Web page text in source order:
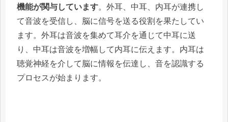
機能が関与しています。外耳、中耳、内耳が連携し
て音波を受信し、脳に信号を送る役割を果たしてい
ます。外耳は音波を集めて耳介を通じて中耳に送
り、中耳は音波を増幅して内耳に伝えます。内耳は
聴覚神経を介して脳に情報を伝達し、音を認識する
プロセスが始まります。